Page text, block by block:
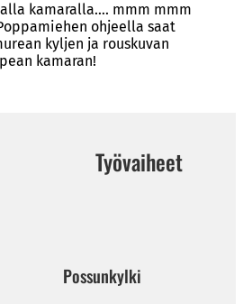
kamaralla…. mmm mmm
ohjeella saat
kyljen ja rouskuvan
kamaran!
Työvaiheet
Possunkylki